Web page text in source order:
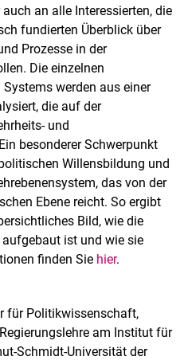
an alle Interessierten, die
fundierten Überblick über
Prozesse in der
Die einzelnen
werden aus einer
die auf der
und
besonderer Schwerpunkt
Willensbildung und
das von der
Ebene reicht. So ergibt
Bild, wie die
ist und wie sie
finden Sie hier.
für Politikwissenschaft,
am Institut für
Schmidt-Universität der